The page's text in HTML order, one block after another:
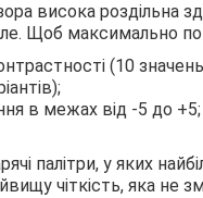
висока роздільна
Щоб максимально
(10
в межах від -5 до +5;
палітри, у яких
чіткість, яка не